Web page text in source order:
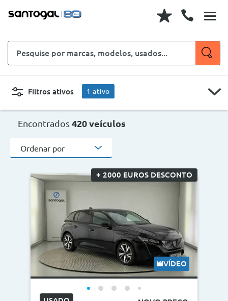
Pesquise
por
marcas,
modelos,
usados...Filtros ativos 1 ativo
CARROS
Novo, Usado, ...
Carroçaria
Combustíveis
Encontrados 420 veículos
Ordenar por
+ 2000 EUROS DESCONTO
VÍDEO